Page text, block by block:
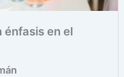
en el